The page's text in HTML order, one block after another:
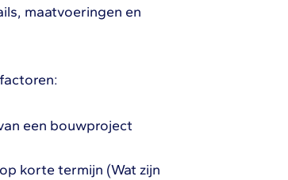
maatvoeringen en
een bouwproject
korte termijn (Wat zijn